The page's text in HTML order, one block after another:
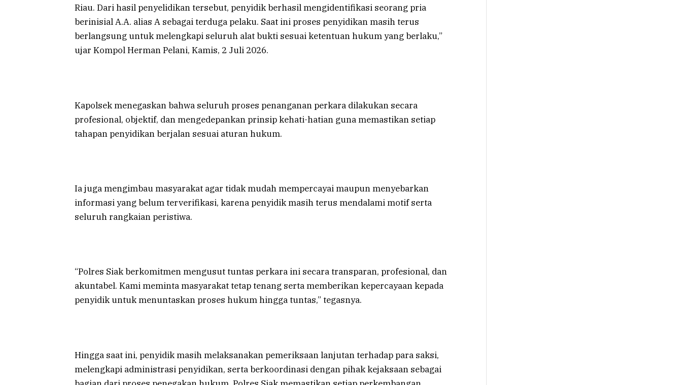
Riau. Dari hasil penyelidikan tersebut, penyidik berhasil mengidentifikasi seorang pria
berinisial A.A. alias A sebagai terduga pelaku. Saat ini proses penyidikan masih terus
berlangsung untuk melengkapi seluruh alat bukti sesuai ketentuan hukum yang berlaku,”
ujar Kompol Herman Pelani, Kamis, 2 Juli 2026.
Kapolsek menegaskan bahwa seluruh proses penanganan perkara dilakukan secara
profesional, objektif, dan mengedepankan prinsip kehati-hatian guna memastikan setiap
tahapan penyidikan berjalan sesuai aturan hukum.
Ia juga mengimbau masyarakat agar tidak mudah mempercayai maupun menyebarkan
informasi yang belum terverifikasi, karena penyidik masih terus mendalami motif serta
seluruh rangkaian peristiwa.
“Polres Siak berkomitmen mengusut tuntas perkara ini secara transparan, profesional, dan
akuntabel. Kami meminta masyarakat tetap tenang serta memberikan kepercayaan kepada
penyidik untuk menuntaskan proses hukum hingga tuntas,” tegasnya.
Hingga saat ini, penyidik masih melaksanakan pemeriksaan lanjutan terhadap para saksi,
melengkapi administrasi penyidikan, serta berkoordinasi dengan pihak kejaksaan sebagai